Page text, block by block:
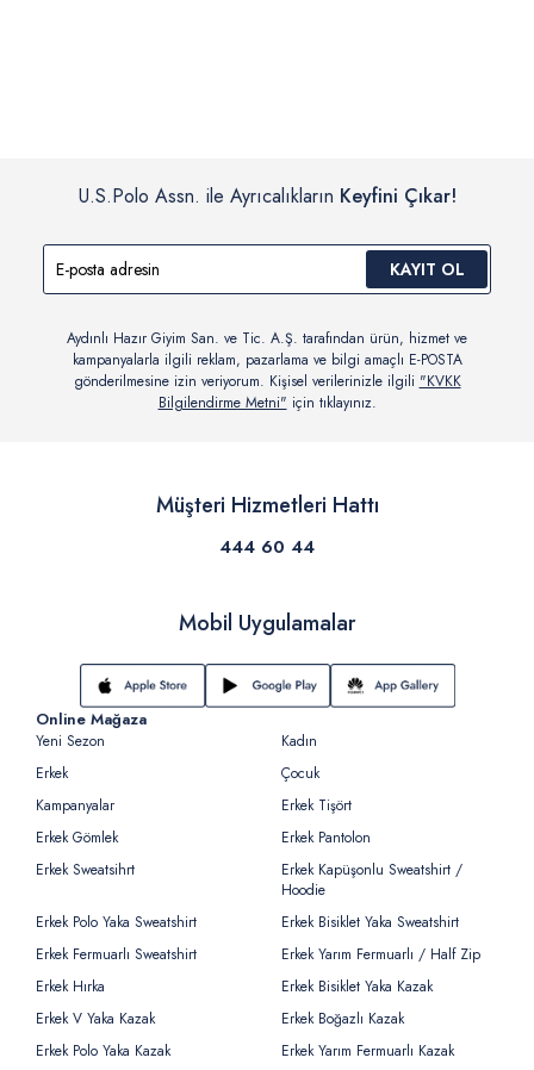
U.S.Polo Assn. ile Ayrıcalıkların Keyfini Çıkar!
KAYIT OL
Aydınlı Hazır Giyim San. ve Tic. A.Ş. tarafından ürün, hizmet ve
kampanyalarla ilgili reklam, pazarlama ve bilgi amaçlı E-POSTA
gönderilmesine izin veriyorum. Kişisel verilerinizle ilgili "KVKK
Bilgilendirme Metni" için tıklayınız.
Müşteri Hizmetleri Hattı
444 60 44
Mobil Uygulamalar
Online Mağaza
Yeni Sezon
Kadın
Erkek
Çocuk
Kampanyalar
Erkek Tişört
Erkek Gömlek
Erkek Pantolon
Erkek Sweatsihrt
Erkek Kapüşonlu Sweatshirt /
Hoodie
Erkek Polo Yaka Sweatshirt
Erkek Bisiklet Yaka Sweatshirt
Erkek Fermuarlı Sweatshirt
Erkek Yarım Fermuarlı / Half Zip
Erkek Hırka
Erkek Bisiklet Yaka Kazak
Erkek V Yaka Kazak
Erkek Boğazlı Kazak
Erkek Polo Yaka Kazak
Erkek Yarım Fermuarlı Kazak